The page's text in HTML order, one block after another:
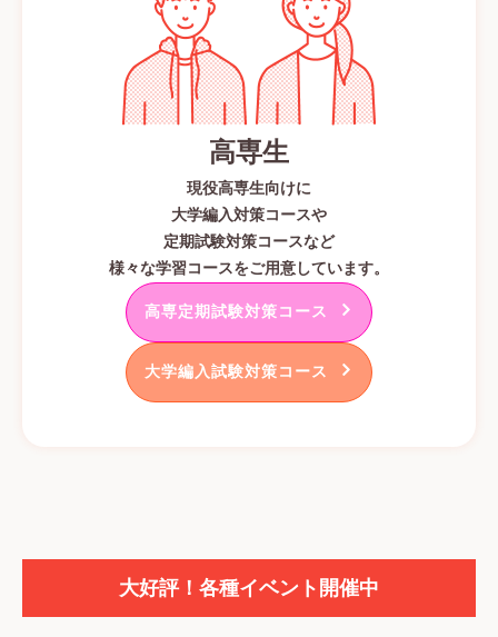
高専生
現役高専生向けに
大学編入対策コースや
定期試験対策コースなど
様々な学習コースをご用意しています。
高専定期試験対策コース
大学編入試験対策コース
大好評！各種イベント開催中